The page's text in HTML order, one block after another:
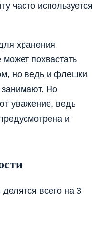
часто используется
хранения
похвастать
но ведь и флешки
занимают. Но
уважение, ведь
и
всего на 3